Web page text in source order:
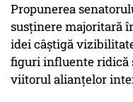
Propunerea
susținere majoritară
idei câștigă
figuri influente ridică
viitorul alianțelor